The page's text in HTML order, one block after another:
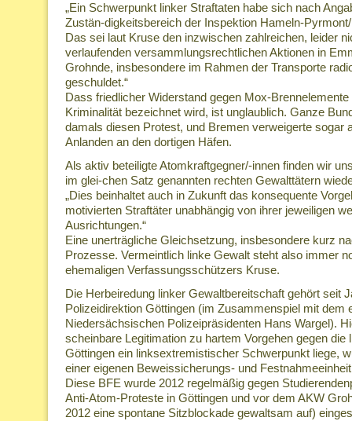
„Ein Schwerpunkt linker Straftaten habe sich nach
Zustän-digkeitsbereich der Inspektion Hameln-
Das sei laut Kruse den inzwischen zahlreichen, leider
verlaufenden versammlungsrechtlichen Aktionen in
Grohnde, insbesondere im Rahmen der Transporte
geschuldet.“
Dass friedlicher Widerstand gegen Mox-
Kriminalität bezeichnet wird, ist unglaublich. Ganze
damals diesen Protest, und Bremen verweigerte sogar
Anlanden an den dortigen Häfen.
Als aktiv beteiligte Atomkraftgegner/-innen finden wir
im glei-chen Satz genannten rechten Gewalttätern
„Dies beinhaltet auch in Zukunft das konsequente
motivierten Straftäter unabhängig von ihrer jeweiligen
Ausrichtungen.“
Eine unerträgliche Gleichsetzung, insbesondere kurz
Prozesse. Vermeintlich linke Gewalt steht also immer
ehemaligen Verfassungsschützers Kruse.
Die Herbeiredung linker Gewaltbereitschaft gehört seit
Polizeidirektion Göttingen (im Zusammenspiel mit dem
Niedersächsischen Polizeipräsidenten Hans Wargel).
scheinbare Legitimation zu hartem Vorgehen gegen die
Göttingen ein linksextremistischer Schwerpunkt liege,
einer eigenen Beweissicherungs- und
Diese BFE wurde 2012 regelmäßig gegen
Anti-Atom-Proteste in Göttingen und vor dem AKW
2012 eine spontane Sitzblockade gewaltsam auf)